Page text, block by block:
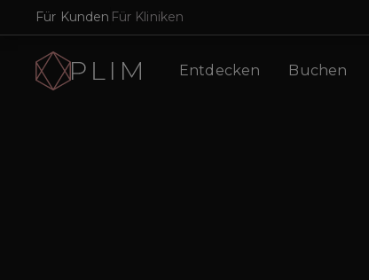
Für Kunden Für Kliniken
Entdecken Buchen